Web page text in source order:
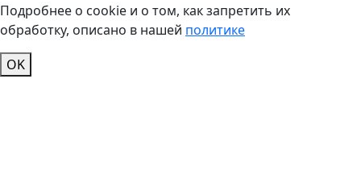
Подробнее о cookie и о том, как запретить их
обработку, описано в нашей политике
OK